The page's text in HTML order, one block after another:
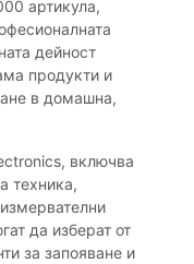
артикула,
дейност
продукти и
в домашна,
включва
техника,
да изберат от
за запояване и